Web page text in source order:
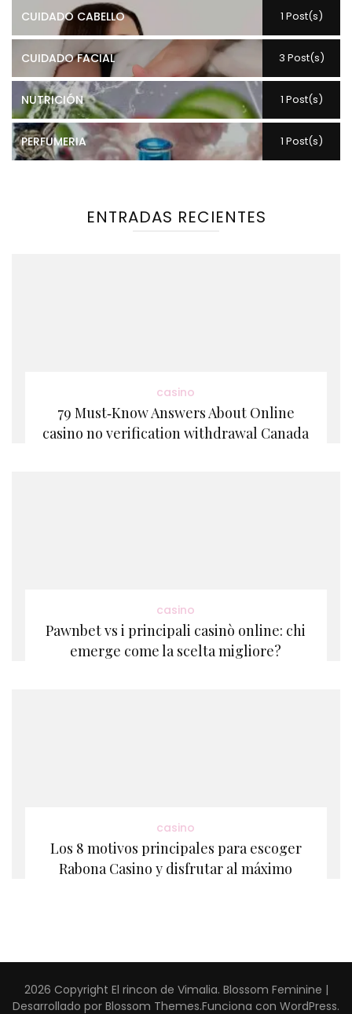
CUIDADO CABELLO 1 Post(s)
CUIDADO FACIAL 3 Post(s)
NUTRICIÓN 1 Post(s)
PERFUMERIA 1 Post(s)
ENTRADAS RECIENTES
casino
79 Must‑Know Answers About Online
casino no verification withdrawal Canada
casino
Pawnbet vs i principali casinò online: chi
emerge come la scelta migliore?
casino
Los 8 motivos principales para escoger
Rabona Casino y disfrutar al máximo
2026 Copyright El rincon de Vimalia. Blossom Feminine |
Desarrollado por Blossom Themes.Funciona con WordPress.